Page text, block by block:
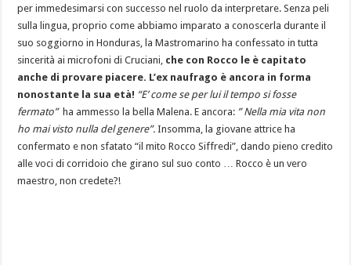
per immedesimarsi con successo nel ruolo da interpretare. Senza peli
sulla lingua, proprio come abbiamo imparato a conoscerla durante il
suo soggiorno in Honduras, la Mastromarino ha confessato in tutta
sincerità ai microfoni di Cruciani, che con Rocco le è capitato
anche di provare piacere. L’ex naufrago è ancora in forma
nonostante la sua età! “E’ come se per lui il tempo si fosse
fermato” ha ammesso la bella Malena. E ancora: ” Nella mia vita non
ho mai visto nulla del genere”. Insomma, la giovane attrice ha
confermato e non sfatato “il mito Rocco Siffredi”, dando pieno credito
alle voci di corridoio che girano sul suo conto … Rocco è un vero
maestro, non credete?!